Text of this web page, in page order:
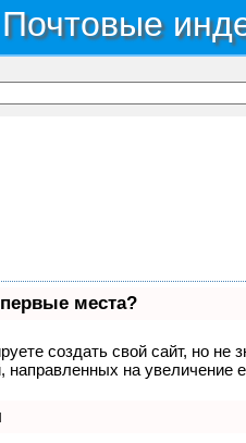
места?
создать свой сайт, но не
направленных на увеличение